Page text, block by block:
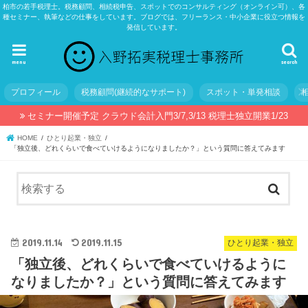
柏市の若手税理士。税務顧問、相続税申告、スポットでのコンサルティング（オンライン可）、各
種セミナー、執筆などの仕事をしています。ブログでは、フリーランス・中小企業に役立つ情報を
発信しています。
search
menu
プロフィール 税務顧問(継続的なサポート) スポット・単発相談
セミナー開催予定 クラウド会計入門3/7,3/13 税理士独立開業1/23
HOME
ひとり起業・独立
「独立後、どれくらいで食べていけるようになりましたか？」という質問に答えてみます
ひとり起業・独立
2019.11.14 2019.11.15
「独立後、どれくらいで食べていけるように
なりましたか？」という質問に答えてみます